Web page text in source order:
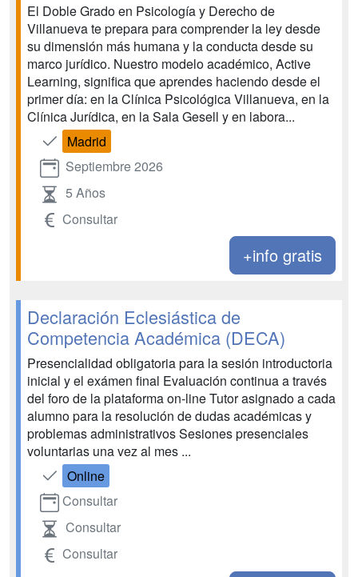
El Doble Grado en Psicología y Derecho de
Villanueva te prepara para comprender la ley desde
su dimensión más humana y la conducta desde su
marco jurídico. Nuestro modelo académico, Active
Learning, significa que aprendes haciendo desde el
primer día: en la Clínica Psicológica Villanueva, en la
Clínica Jurídica, en la Sala Gesell y en labora...
Madrid
Septiembre 2026
5 Años
Consultar
+info gratis
Declaración Eclesiástica de
Competencia Académica (DECA)
Presencialidad obligatoria para la sesión introductoria
inicial y el exámen final Evaluación continua a través
del foro de la plataforma on-line Tutor asignado a cada
alumno para la resolución de dudas académicas y
problemas administrativos Sesiones presenciales
voluntarias una vez al mes ...
Online
Consultar
Consultar
Consultar